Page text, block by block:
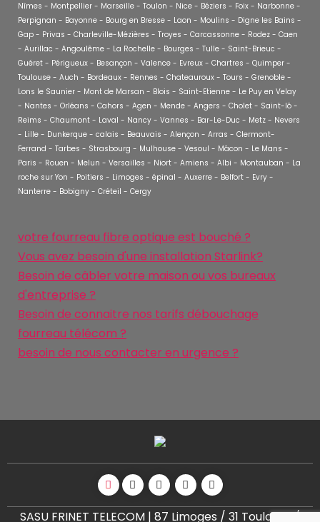
Nîmes - Montpellier - Marseille - Toulon - Nice - Béziers - Foix - Narbonne -
Perpignan - Bayonne - Bourg en Bresse - Laon - Moulins - Digne les Bains -
Gap - Privas - Charleville-Mézières - Troyes - Carcassonne - Rodez - Caen
- Aurillac - Angoulême - La Rochelle - Bourges - Tulle - Saint-Brieuc -
Guéret - Périgueux - Besançon - Valence - Evreux - Chartres - Quimper -
Toulouse - Auch - Bordeaux - Rennes - Chateauroux - Tours - Grenoble -
Lons le Saunier - Mont de Marsan - Blois - Saint-Etienne - Le Puy en Velay
- Nantes - Orléans - Cahors - Agen - Mende - Angers - Cholet - Saint-lô -
Reims - Chaumont - Laval - Nancy - Vannes - Bar-Le-Duc - Metz - Nevers
- Lille - Dunkerque - calais - Beauvais - Alençon - Arras - Clermont-
Ferrand - Tarbes - Strasbourg - Mulhouse - Vesoul - Mâcon - Le Mans -
Paris - Rouen - Melun - Versailles - Niort - Amiens - Albi - Montauban - La
roche sur Yon - Poitiers - Limoges - épinal - Auxerre - Belfort - Evry -
Nanterre - Bobigny - Créteil - Cergy
votre fourreau fibre optique est bouché ?
Vous avez besoin d'une installation Starlink?
Besoin de câbler votre maison ou vos bureaux
d'entreprise ?
Besoin de connaitre nos tarifs débouchage
fourreau télécom ?
besoin de nous contacter en urgence ?
SASU FRINET TELECOM | 87 Limoges / 31 Toulouse /